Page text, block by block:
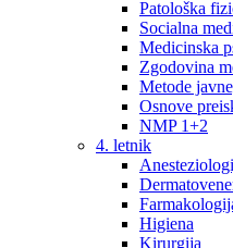
Patološka
Socialna
Medicinska
Zgodovina
Metode
Osnove
NMP 1+2
4. letnik
Higiena
Kirurgija